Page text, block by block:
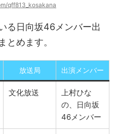
qff813_kosakana
る日向坂46メンバー出
とめます。
放送局 出演メンバー
文化放送
上村ひな
の、日向坂
46メンバー